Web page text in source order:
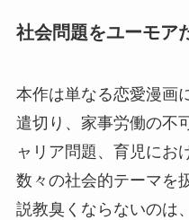
社会問題をユーモア
本作は単なる恋愛漫画
遣切り、家事労働の不
ャリア問題、育児にお
数々の社会的テーマを
説教臭くならないのは